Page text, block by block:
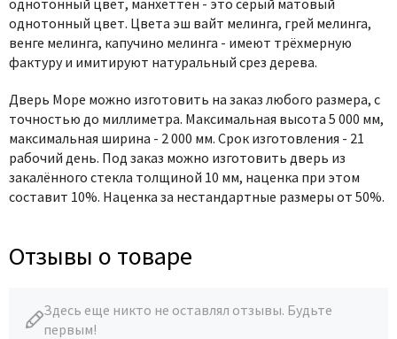
однотонный цвет. Цвета эш вайт мелинга, грей мелинга,
венге мелинга, капучино мелинга - имеют трёхмерную
фактуру и имитируют натуральный срез дерева.
Дверь Море можно изготовить на заказ любого размера, с
точностью до миллиметра. Максимальная высота 5 000 мм,
максимальная ширина - 2 000 мм. Срок изготовления - 21
рабочий день. Под заказ можно изготовить дверь из
закалённого стекла толщиной 10 мм, наценка при этом
составит 10%. Наценка за нестандартные размеры от 50%.
Отзывы о товаре
Здесь еще никто не оставлял отзывы. Будьте
первым!